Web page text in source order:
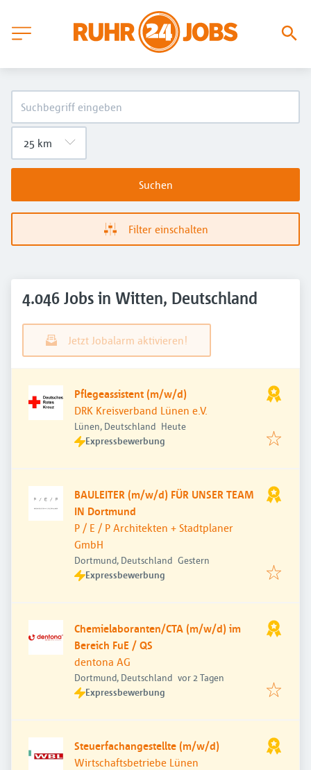
Suchen
Filter einschalten
4.046 Jobs in Witten, Deutschland
Jetzt Jobalarm aktivieren!
Pflegeassistent (m/w/d)
DRK Kreisverband Lünen e.V.
Lünen, Deutschland Veröffentlicht
Heute
Expressbewerbung
BAULEITER (m/w/d) FÜR UNSER TEAM
IN Dortmund
P / E / P Architekten + Stadtplaner
GmbH
Dortmund, Deutschland Veröffentlicht
Gestern
Expressbewerbung
Chemielaboranten/CTA (m/w/d) im
Bereich FuE / QS
dentona AG
Dortmund, Deutschland Veröffentlicht
vor 2 Tagen
Expressbewerbung
Steuerfachangestellte (m/w/d)
Wirtschaftsbetriebe Lünen